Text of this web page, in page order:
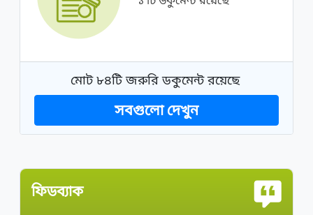
মোট ৮৪টি জরুরি ডকুমেন্ট রয়েছে
সবগুলো দেখুন
ফিডব্যাক